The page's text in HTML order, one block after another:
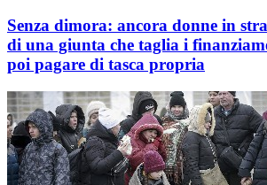
Senza dimora: ancora donne in
di una giunta che taglia i
poi pagare di tasca propria